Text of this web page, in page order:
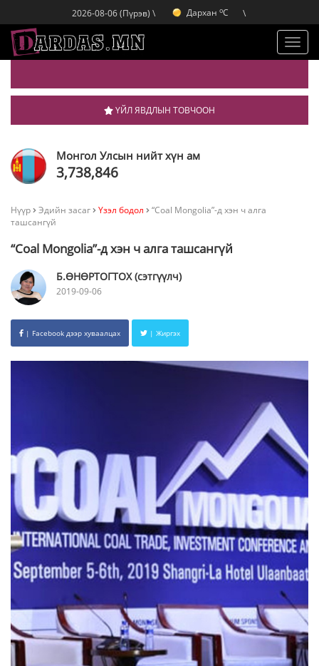
2026-08-06 (Пүрэв) \ Дархан oC
Эрдэнэт C
\
ҮЙЛ ЯВДЛЫН ТОВЧООН
Монгол Улсын нийт хүн ам
3,738,846
Нүүр Эдийн засаг Үзэл бодол
“Coal Mongolia”-д хэн ч алга
ташсангүй
“Coal Mongolia”-д хэн ч алга ташсангүй
Б.ӨНӨРТОГТОХ (сэтгүүлч)
2019-09-06
| Facebook дээр хуваалцах | Жиргэх